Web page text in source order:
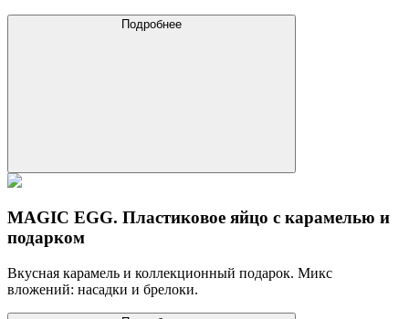
Подробнее
MAGIC EGG. Пластиковое яйцо с карамелью и
подарком
Вкусная карамель и коллекционный подарок. Микс
вложений: насадки и брелоки.